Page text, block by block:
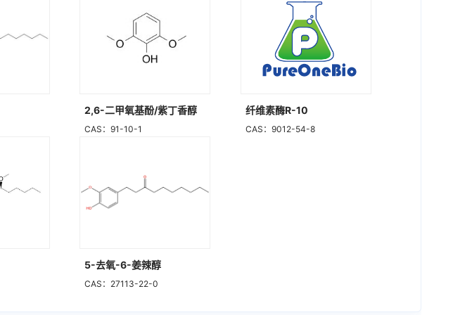
2,6-二甲氧基酚/紫丁香醇
CAS：91-10-1
纤维素酶R-10
CAS：9012-54-8
5-去氧-6-姜辣醇
CAS：27113-22-0